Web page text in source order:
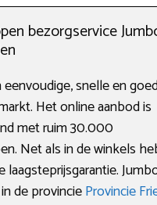
bezorgservice
eenvoudige, snelle en
Het online aanbod is
met ruim 30.000
Net als in de winkels
laagsteprijsgarantie.
de provincieProvincie